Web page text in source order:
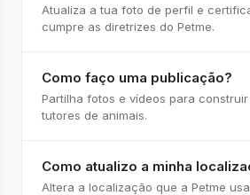
Atualiza a tua foto de perfil e
cumpre as diretrizes do Petme.
Como faço uma publicação?
Partilha fotos e vídeos para
tutores de animais.
Como atualizo a minha
Altera a localização que a Petme